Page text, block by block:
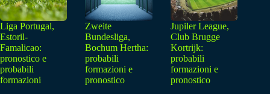
Liga Portugal,
Estoril-
Famalicao:
pronostico e
probabili
formazioni
Zweite
Bundesliga,
Bochum Hertha:
probabili
formazioni e
pronostico
Jupiler League,
Club Brugge
Kortrijk:
probabili
formazioni e
pronostico